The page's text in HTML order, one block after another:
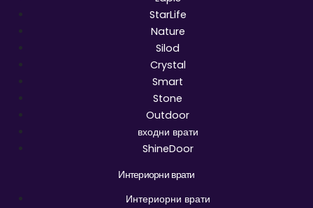
StarLife
Nature
Silod
Crystal
Smart
Stone
Outdoor
входни врати
ShineDoor
Интериорни врати
Интериорни врати